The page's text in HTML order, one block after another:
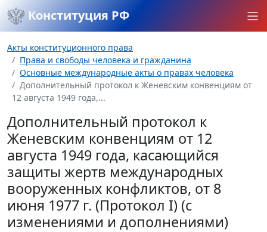
Конституция РФ
Акты конституционного права
Права и свободы человека и гражданина
Основные международные акты о правах человека
Дополнительный протокол к Женевским конвенциям от
12 августа 1949 года,...
Дополнительный протокол к
Женевским конвенциям от 12
августа 1949 года, касающийся
защиты жертв международных
вооруженных конфликтов, от 8
июня 1977 г. (Протокол I) (с
изменениями и дополнениями)